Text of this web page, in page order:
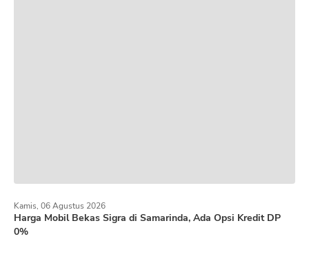
Harga Mobil Bekas Sigra di Samarinda, Ada Opsi Kredit DP
0%
Kamis, 06 Agustus 2026